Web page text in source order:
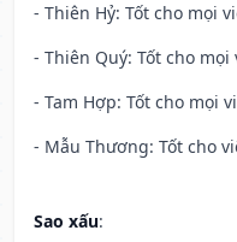
- Thiên Hỷ: Tốt cho mọi
- Thiên Quý: Tốt cho mọi
- Tam Hợp: Tốt cho mọi
- Mẫu Thương: Tốt cho
Sao xấu: